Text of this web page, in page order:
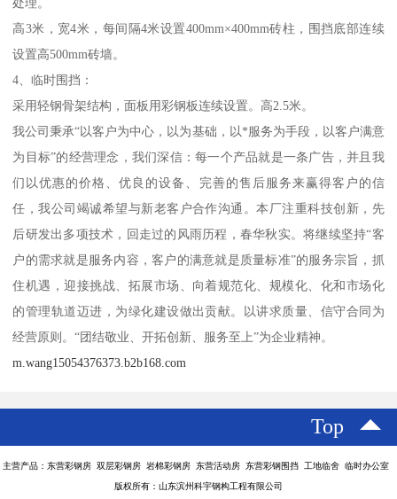
处理。
高3米，宽4米，每间隔4米设置400mm×400mm砖柱，围挡底部连续
设置高500mm砖墙。
4、临时围挡：
采用轻钢骨架结构，面板用彩钢板连续设置。高2.5米。
我公司秉承“以客户为中心，以为基础，以*服务为手段，以客户满意
为目标”的经营理念，我们深信：每一个产品就是一条广告，并且我
们以优惠的价格、优良的设备、完善的售后服务来赢得客户的信
任，我公司竭诚希望与新老客户合作沟通。本厂注重科技创新，先
后研发出多项技术，回走过的风雨历程，春华秋实。将继续坚持“客
户的需求就是服务内容，客户的满意就是质量标准”的服务宗旨，抓
住机遇，迎接挑战、拓展市场、向着规范化、规模化、化和市场化
的管理轨道迈进，为绿化建设做出贡献。以讲求质量、信守合同为
经营原则。“团结敬业、开拓创新、服务至上”为企业精神。
m.wang15054376373.b2b168.com
Top
主营产品：东营彩钢房 双层彩钢房 岩棉彩钢房 东营活动房 东营彩钢围挡 工地临舍 临时办公室
版权所有：山东滨州科宇钢构工程有限公司